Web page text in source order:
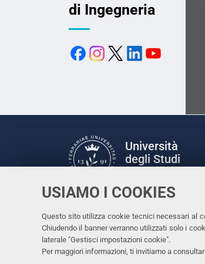
USIAMO I COOKIES
Questo sito utilizza cookie tecnici necessari al
Chiudendo il banner verranno utilizzati solo i
laterale "Gestisci impostazioni cookie".
Per maggiori informazioni, ti invitiamo a
di Ingegneria
Università
degli Studi
Facebook
LinkedinInstagram